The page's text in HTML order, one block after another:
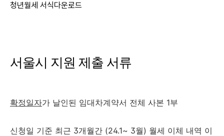
청년월세 서식다운로드
서울시 지원 제출 서류
확정일자가 날인된 임대차계약서 전체 사본 1부
신청일 기준 최근 3개월간 (24.1~ 3월) 월세 이체 내역 이